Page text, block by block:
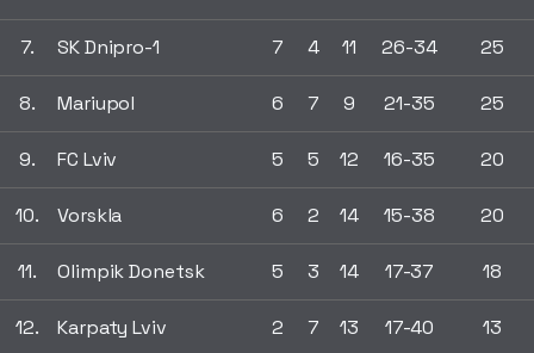
7. SK Dnipro-1 7 4 11 26-34 25
8. Mariupol 6 7 9 21-35 25
9. FC Lviv 5 5 12 16-35 20
10. Vorskla 6 2 14 15-38 20
11. Olimpik Donetsk 5 3 14 17-37 18
12. Karpaty Lviv 2 7 13 17-40 13